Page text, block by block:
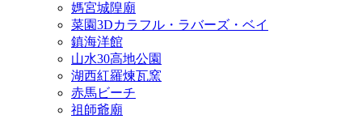
媽宮城隍廟
菜園3Dカラフル・ラバーズ・ベイ
鎮海洋館
山水30高地公園
湖西紅羅煉瓦窯
赤馬ビーチ
祖師爺廟